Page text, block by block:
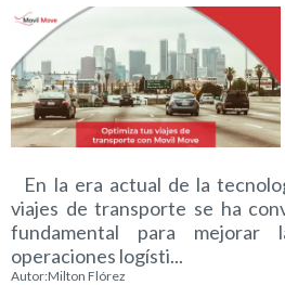
En la era actual de la
viajes de transporte se ha
fundamental para
operaciones logísti...
Autor:Milton Flórez